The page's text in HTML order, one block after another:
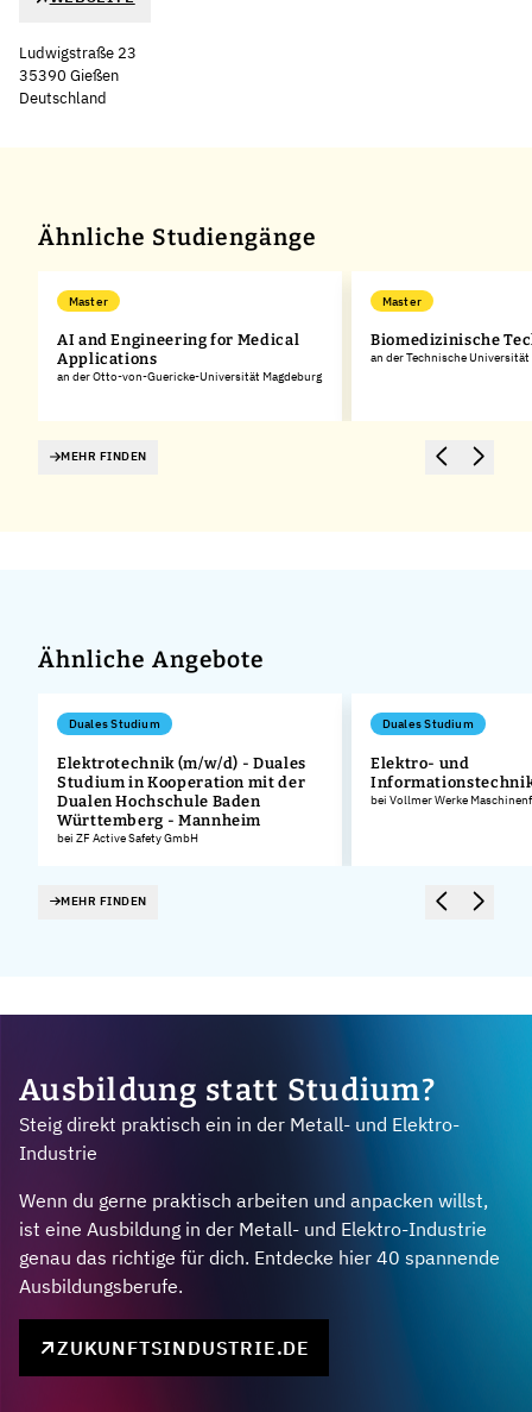
Ludwigstraße 23
35390 Gießen
Deutschland
Ähnliche Studiengänge
Master
AI and Engineering for Medical
Applications
an der Otto-von-Guericke-Universität Magdeburg
Master
Biomedizinische
an der Technische
MEHR FINDEN
Ähnliche Angebote
Duales Studium
Elektrotechnik (m/w/d) - Duales
Studium in Kooperation mit der
Dualen Hochschule Baden
Württemberg - Mannheim
bei ZF Active Safety GmbH
Duales Studium
Elektro- und
bei Vollmer Werke
MEHR FINDEN
Ausbildung statt Studium?
Steig direkt praktisch ein in der Metall- und Elektro-
Industrie
Wenn du gerne praktisch arbeiten und anpacken willst,
ist eine Ausbildung in der Metall- und Elektro-Industrie
genau das richtige für dich. Entdecke hier 40 spannende
Ausbildungsberufe.
ZUKUNFTSINDUSTRIE.DE